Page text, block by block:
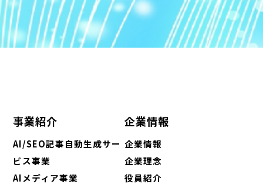
事業紹介
AI/SEO記事自動生成サー
ビス事業
AIメディア事業
企業情報
企業情報
企業理念
役員紹介